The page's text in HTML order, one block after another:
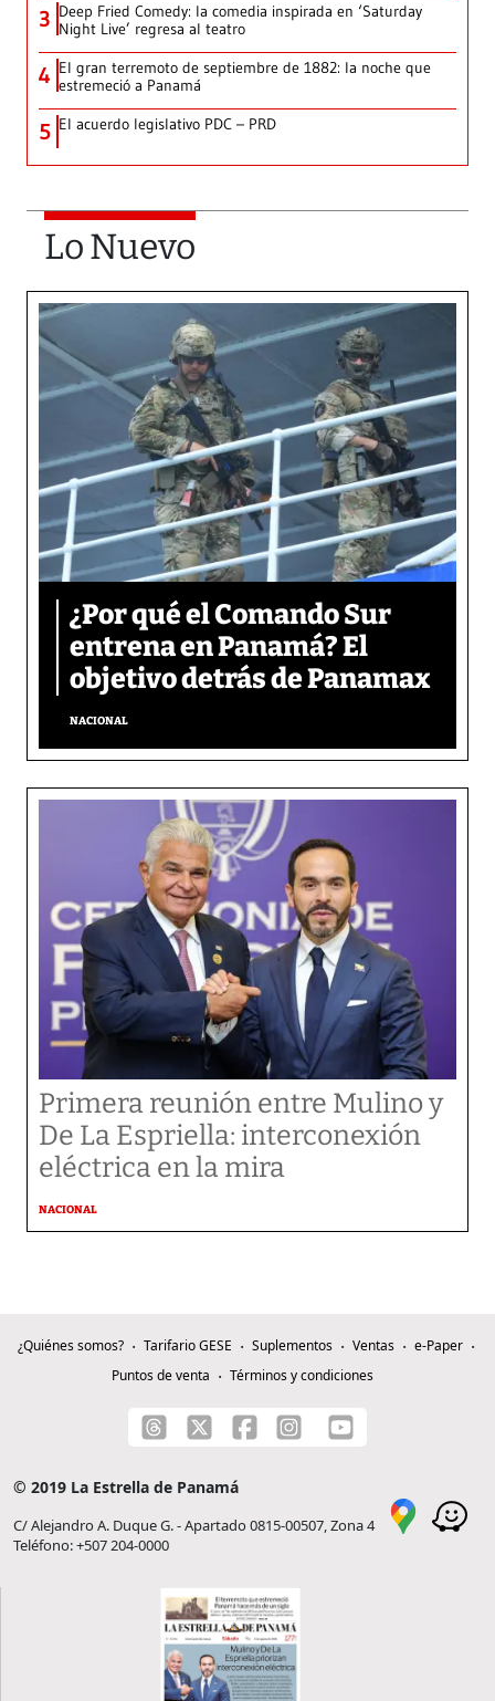
3 Deep Fried Comedy: la comedia inspirada en ‘Saturday
Night Live’ regresa al teatro
4 El gran terremoto de septiembre de 1882: la noche que
estremeció a Panamá
5 El acuerdo legislativo PDC – PRD
Lo Nuevo
¿Por qué el Comando Sur
entrena en Panamá? El
objetivo detrás de Panamax
NACIONAL
Primera reunión entre Mulino y
De La Espriella: interconexión
eléctrica en la mira
NACIONAL
¿Quiénes somos? Tarifario GESE Suplementos Ventas
e-Paper
Puntos de venta
Términos y condiciones
© 2019 La Estrella de Panamá
C/ Alejandro A. Duque G. - Apartado 0815-00507, Zona 4
Teléfono: +507 204-0000